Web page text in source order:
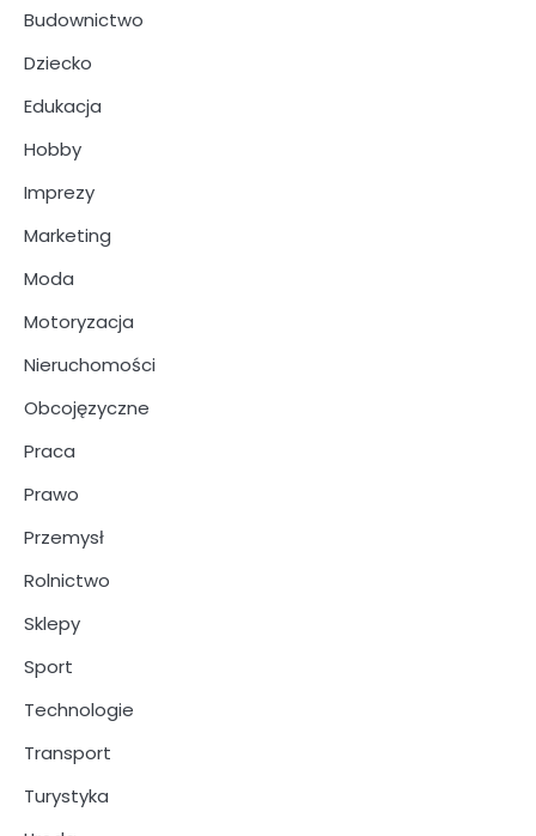
Budownictwo
Dziecko
Edukacja
Hobby
Imprezy
Marketing
Moda
Motoryzacja
Nieruchomości
Obcojęzyczne
Praca
Prawo
Przemysł
Rolnictwo
Sklepy
Sport
Technologie
Transport
Turystyka